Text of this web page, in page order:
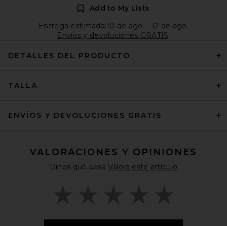
Add to My Lists
Entrega estimada:10 de ago. - 12 de ago.
Envíos y devoluciones GRATIS
DETALLES DEL PRODUCTO
TALLA
ENVÍOS Y DEVOLUCIONES GRATIS
VALORACIONES Y OPINIONES
Dinos qué pasaValora este artículo